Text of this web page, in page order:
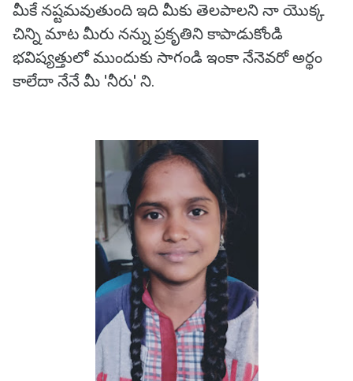
మీకే నష్టమవుతుంది ఇది మీకు తెలపాలని నా యొక్క
చిన్ని మాట మీరు నన్ను ప్రకృతిని కాపాడుకోండి
భవిష్యత్తులో ముందుకు సాగండి ఇంకా నేనెవరో అర్థం
కాలేదా నేనే మీ 'నీరు' ని.